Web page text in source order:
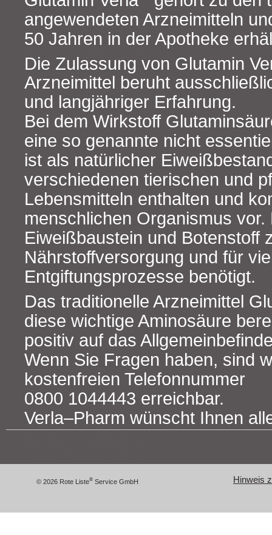
angewendeten Arzneimitteln
50 Jahren in der Apotheke
Die Zulassung von Glutamin
Arzneimittel beruht
und langjähriger Erfahrung.
Bei dem Wirkstoff
eine so genannte nicht
ist als natürlicher
verschiedenen tierischen und
Lebensmitteln enthalten und
menschlichen Organismus
Eiweißbaustein und Botenstoff
Nährstoffversorgung und für
Entgiftungsprozesse benötigt.
Das traditionelle Arzneimittel
diese wichtige Aminosäure
positiv auf das
Wenn Sie Fragen haben, sind
kostenfreien Telefonnummer
0800 1044443 erreichbar.
Verla‒Pharm wünscht Ihnen
Hinweis
© 2026 Rote Liste® Service GmbH